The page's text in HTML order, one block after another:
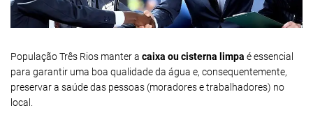
População Três Rios manter a caixa ou cisterna limpa é essencial
para garantir uma boa qualidade da água e, consequentemente,
preservar a saúde das pessoas (moradores e trabalhadores) no
local.